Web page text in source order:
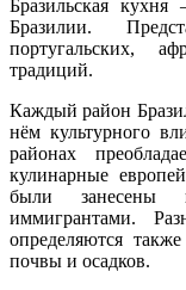
Бразильская
Бразилии.
португальских,
традиций.
Каждый район
нём культурного
районах
кулинарные
были занесены
иммигрантами.
определяются
почвы и осадков.